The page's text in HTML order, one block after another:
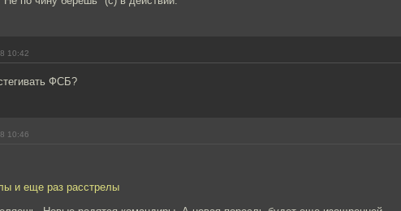
10:42
ФСБ?
10:46
и еще раз расстрелы